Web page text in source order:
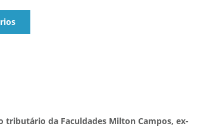
tributário da Faculdades Milton Campos, ex-